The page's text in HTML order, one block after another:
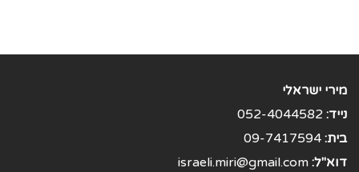
מירי ישראלי
נייד: 052-4044582
בית: 09-7417594
דוא"ל: israeli.miri@gmail.com